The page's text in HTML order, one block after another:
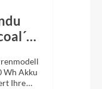
Wh Akku
Ihre